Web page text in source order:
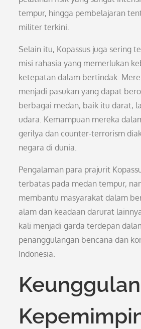
tempur, hingga pembelajaran
militer terkini.
Selain itu, Kopassus juga sering
misi rahasia yang memerlukan
ketepatan dalam bertindak.
menjadi pasukan yang dapat
berbagai medan, baik itu darat,
udara. Kemampuan mereka
gerilya dan counter-terrorism
negara di dunia.
Pengalaman para prajurit
terbatas pada medan tempur,
membantu masyarakat dalam
alam dan keadaan darurat
kali menjadi garda terdepan
penanggulangan bencana dan
Indonesia.